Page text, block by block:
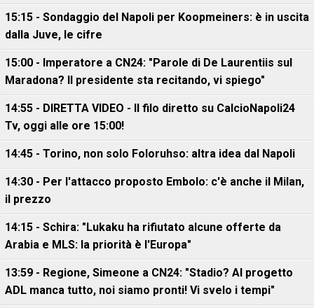
15:15 - Sondaggio del Napoli per Koopmeiners: è in uscita
dalla Juve, le cifre
15:00 - Imperatore a CN24: "Parole di De Laurentiis sul
Maradona? Il presidente sta recitando, vi spiego"
14:55 - DIRETTA VIDEO - Il filo diretto su CalcioNapoli24
Tv, oggi alle ore 15:00!
14:45 - Torino, non solo Foloruhso: altra idea dal Napoli
14:30 - Per l'attacco proposto Embolo: c'è anche il Milan,
il prezzo
14:15 - Schira: "Lukaku ha rifiutato alcune offerte da
Arabia e MLS: la priorità è l'Europa"
13:59 - Regione, Simeone a CN24: "Stadio? Al progetto
ADL manca tutto, noi siamo pronti! Vi svelo i tempi"